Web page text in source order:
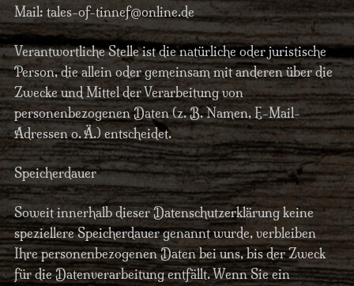
Mail: tales-of-tinnef@online.de
Verantwortliche Stelle ist die natürliche oder juristische
Person, die allein oder gemeinsam mit anderen über die
Zwecke und Mittel der Verarbeitung von
personenbezogenen Daten (z. B. Namen, E-Mail-
Adressen o. Ä.) entscheidet.
Speicherdauer
Soweit innerhalb dieser Datenschutzerklärung keine
speziellere Speicherdauer genannt wurde, verbleiben
Ihre personenbezogenen Daten bei uns, bis der Zweck
für die Datenverarbeitung entfällt. Wenn Sie ein